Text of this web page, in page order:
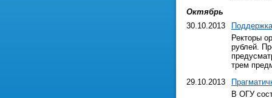
Октябрь
30.10.2013
Ректоры
рублей.
трем
29.10.2013
В ОГУ